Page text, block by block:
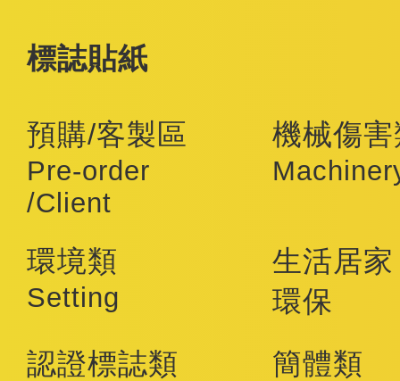
標誌貼紙
預購/客製區
Pre-order
/Client
機械傷
環境類
Setting
生活居
環保
認證標誌類
簡體類